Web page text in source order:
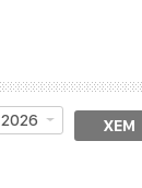
2026 XEM